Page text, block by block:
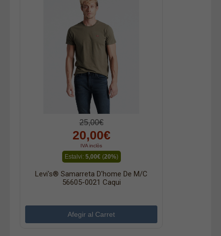
25,00€
20,00€
IVA inclòs
Estalvi: 5,00€(20%)
Levi's® Samarreta D'home De M/c
56605-0021 Caqui